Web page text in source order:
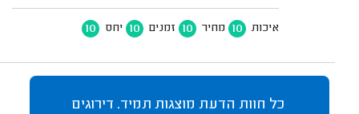
איכות 10 מחיר 10 זמנים 10 יחס 10
כל חוות הדעת מוצגות תמיד. דירוגים